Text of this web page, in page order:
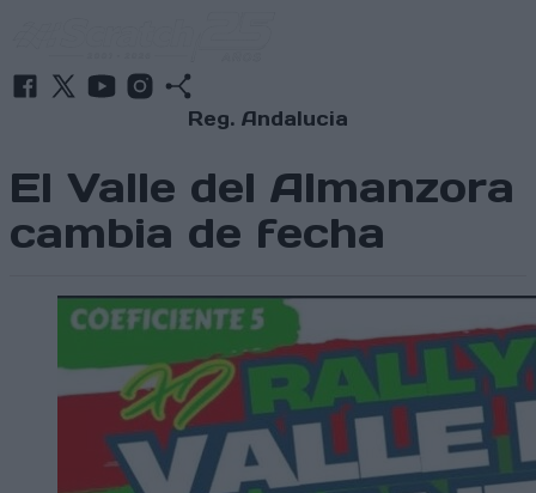
Reg. Andalucia
El Valle del Almanzora
cambia de fecha